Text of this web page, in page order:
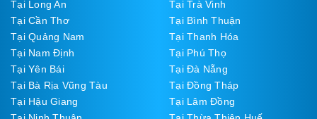
Tại Long An
Tại Trà Vinh
Tại Cần Thơ
Tại Bình Thuận
Tại Quảng Nam
Tại Thanh Hóa
Tại Nam Định
Tại Phú Thọ
Tại Yên Bái
Tại Đà Nẵng
Tại Bà Rịa Vũng Tàu
Tại Đồng Tháp
Tại Hậu Giang
Tại Lâm Đồng